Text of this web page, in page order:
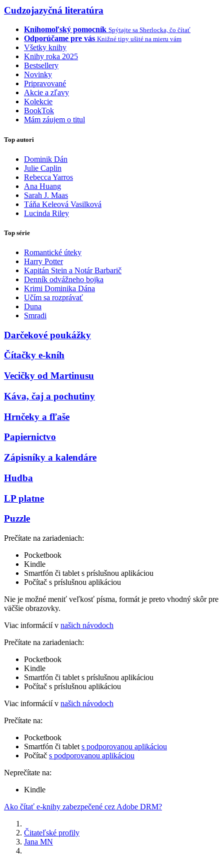
Cudzojazyčná literatúra
Knihomoľský pomocník Spýtajte sa Sherlocka, čo čítať
Odporúčame pre vás Knižné tipy ušité na mieru vám
Všetky knihy
Knihy roka 2025
Bestsellery
Novinky
Pripravované
Akcie a zľavy
Kolekcie
BookTok
Mám záujem o titul
Top autori
Dominik Dán
Julie Caplin
Rebecca Yarros
Ana Huang
Sarah J. Maas
Táňa Keleová Vasilková
Lucinda Riley
Top série
Romantické úteky
Harry Potter
Kapitán Stein a Notár Barbarič
Denník odvážneho bojka
Krimi Dominika Dána
Učím sa rozprávať
Duna
Smradi
Darčekové poukážky
Čítačky e-kníh
Vecičky od Martinusu
Káva, čaj a pochutiny
Hrnčeky a fľaše
Papiernictvo
Zápisníky a kalendáre
Hudba
LP platne
Puzzle
Prečítate na zariadeniach:
Pocketbook
Kindle
Smartfón či tablet s príslušnou aplikáciou
Počítač s príslušnou aplikáciou
Nie je možné meniť veľkosť písma, formát je preto vhodný skôr pre
väčšie obrazovky.
Viac informácií v našich návodoch
Prečítate na zariadeniach:
Pocketbook
Kindle
Smartfón či tablet s príslušnou aplikáciou
Počítač s príslušnou aplikáciou
Viac informácií v našich návodoch
Prečítate na:
Pocketbook
Smartfón či tablet s podporovanou aplikáciou
Počítač s podporovanou aplikáciou
Neprečítate na:
Kindle
Ako čítať e-knihy zabezpečené cez Adobe DRM?
Čitateľské profily
Jana MN